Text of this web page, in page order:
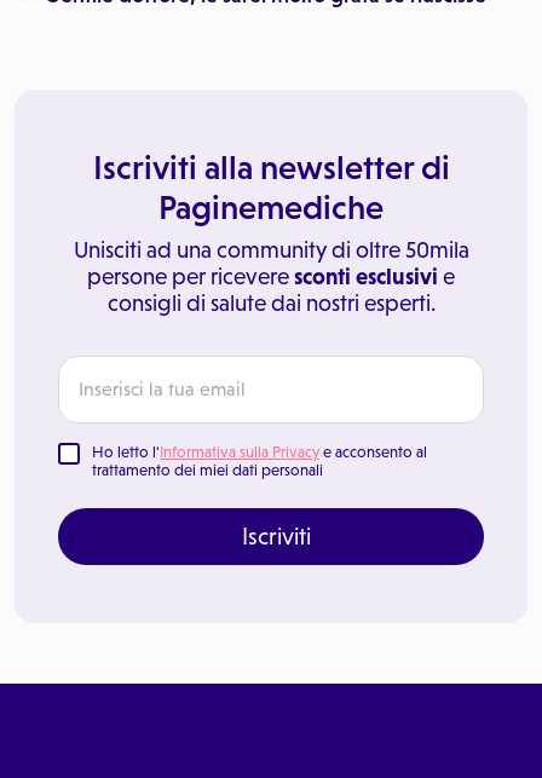
Iscriviti alla newsletter di
Paginemediche
Unisciti ad una community di oltre 50mila
persone per riceveresconti esclusivi e
consigli di salute dai nostri esperti.
Ho letto l'Informativa sulla Privacy e acconsento al
trattamento dei miei dati personali
Iscriviti